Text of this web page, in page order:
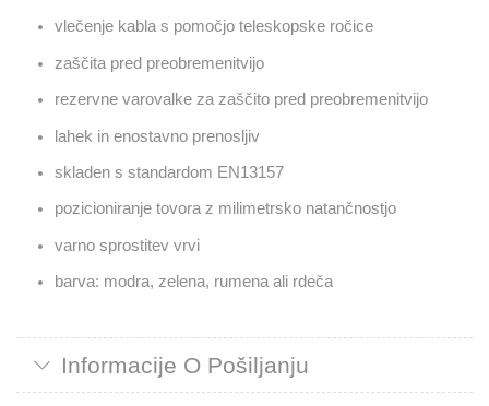
vlečenje kabla s pomočjo teleskopske ročice
zaščita pred preobremenitvijo
rezervne varovalke za zaščito pred preobremenitvijo
lahek in enostavno prenosljiv
skladen s standardom EN13157
pozicioniranje tovora z milimetrsko natančnostjo
varno sprostitev vrvi
barva: modra, zelena, rumena ali rdeča
Informacije O Pošiljanju